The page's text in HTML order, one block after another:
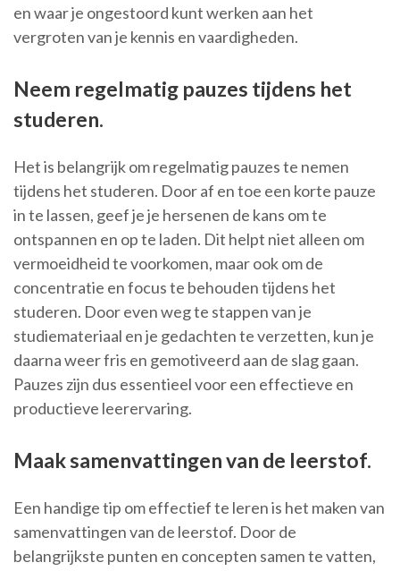
en waar je ongestoord kunt werken aan het
vergroten van je kennis en vaardigheden.
Neem regelmatig pauzes tijdens het
studeren.
Het is belangrijk om regelmatig pauzes te nemen
tijdens het studeren. Door af en toe een korte pauze
in te lassen, geef je je hersenen de kans om te
ontspannen en op te laden. Dit helpt niet alleen om
vermoeidheid te voorkomen, maar ook om de
concentratie en focus te behouden tijdens het
studeren. Door even weg te stappen van je
studiemateriaal en je gedachten te verzetten, kun je
daarna weer fris en gemotiveerd aan de slag gaan.
Pauzes zijn dus essentieel voor een effectieve en
productieve leerervaring.
Maak samenvattingen van de leerstof.
Een handige tip om effectief te leren is het maken van
samenvattingen van de leerstof. Door de
belangrijkste punten en concepten samen te vatten,